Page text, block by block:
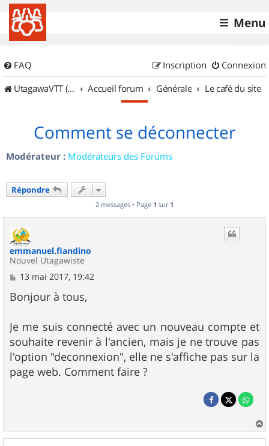
Menu
FAQ Connexion
Inscription
UtagawaVTT (Randos VTT et VTTAE avec traces GPS)
Accueil forum Générale Le café du site
Comment se déconnecter
Modérateur : Modérateurs des Forums
Répondre
2 messages • Page 1 sur 1
emmanuel.fiandino
Nouvel Utagawiste
M
s
s
g
e
13 mai 2017, 19:42
Bonjour à tous,
Je me suis connecté avec un nouveau compte et
souhaite revenir à l'ancien, mais je ne trouve pas
l'option "deconnexion", elle ne s'affiche pas sur la
page web. Comment faire ?
a